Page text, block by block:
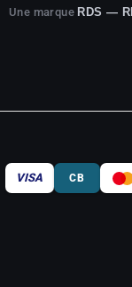
Une marque RDS —
VISA
CB